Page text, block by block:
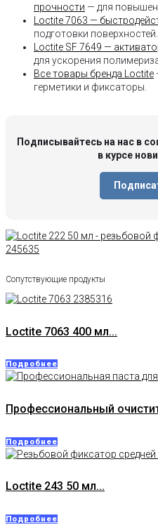
прочности — для
Loctite 7063 —
подготовки поверхностей.
Loctite SF 7649 —
для ускорения
Все товары бренда Loctite
герметики и фиксаторы.
Подписывайтесь на нас в
в курсе
Сопутствующие продукты
Loctite 7063 400 мл...
Подробнее
Профессиональный
Подробнее
Loctite 243 50 мл...
Подробнее